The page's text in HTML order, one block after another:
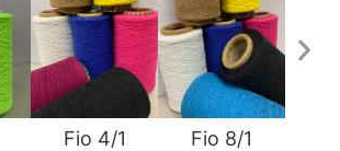
Fio 4/1 Fio 8/1